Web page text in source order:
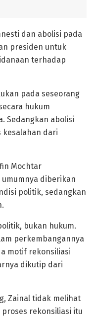
dan abolisi pada
presiden untuk
terhadap
pada seseorang
hukum
Sedangkan abolisi
kesalahan dari
Mochtar
diberikan
politik, sedangkan
bukan hukum.
perkembangannya
motif rekonsiliasi
dikutip dari
Zainal tidak melihat
rekonsiliasi itu